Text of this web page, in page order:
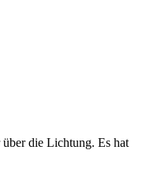
über die Lichtung. Es hat